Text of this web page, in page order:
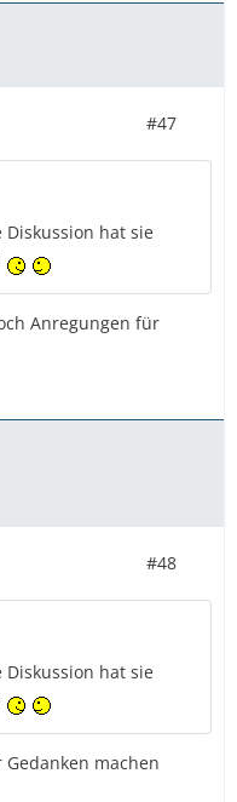
#47
Diskussion hat sie
Anregungen für
#48
Diskussion hat sie
machen